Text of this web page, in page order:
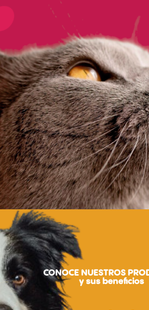
CONOCE NUESTROS
y sus beneficios